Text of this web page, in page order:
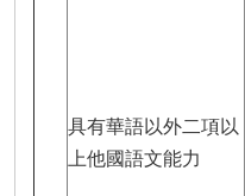
具有華語以外二項以
上他國語文能力